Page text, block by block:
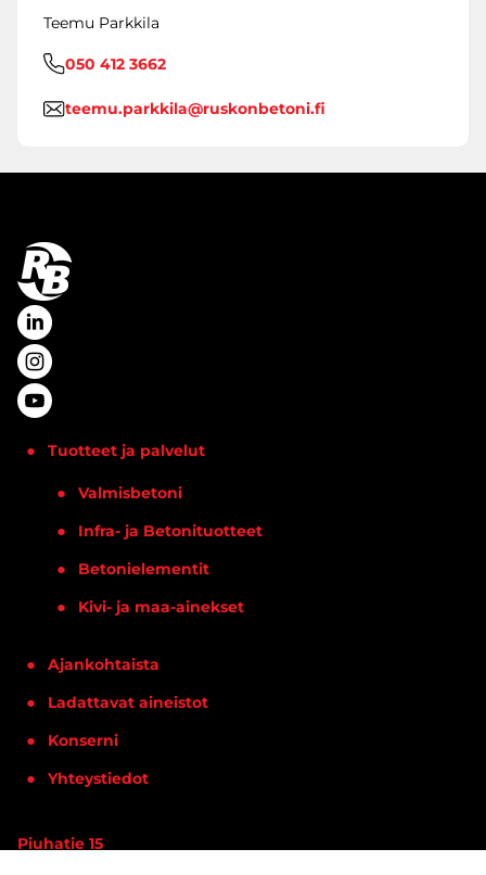
Teemu Parkkila
050 412 3662
teemu.parkkila@ruskonbetoni.fi
Tuotteet ja palvelut
Valmisbetoni
Infra- ja Betonituotteet
Betonielementit
Kivi- ja maa-ainekset
Ajankohtaista
Ladattavat aineistot
Konserni
Yhteystiedot
Piuhatie 15